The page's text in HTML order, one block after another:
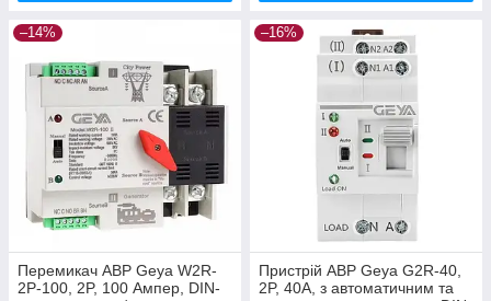
–14%
Перемикач АВР Geya W2R-
2P-100, 2P, 100 Ампер, DIN-
–16%
Пристрій АВР Geya G2R-40,
2P, 40А, з автоматичним та